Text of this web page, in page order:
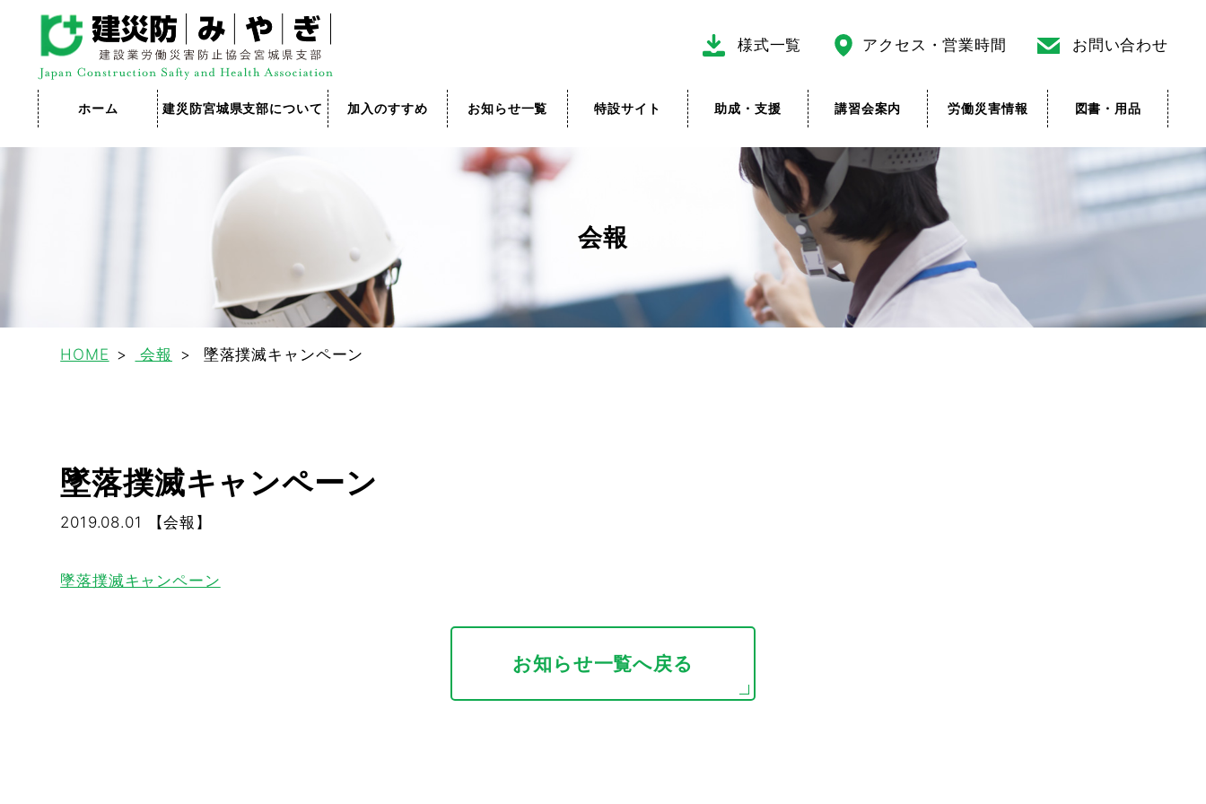
様式一覧 アクセス・営業時間 お問い合わせ
ホーム 建災防宮城県支部について 加入のすすめ お知らせ一覧 特設サイト 助成・支援 講習会案内 労働災害情報 図書・用品
会報
HOME 会報 墜落撲滅キャンペーン
墜落撲滅キャンペーン
2019.08.01 【会報】
墜落撲滅キャンペーン
お知らせ一覧へ戻る